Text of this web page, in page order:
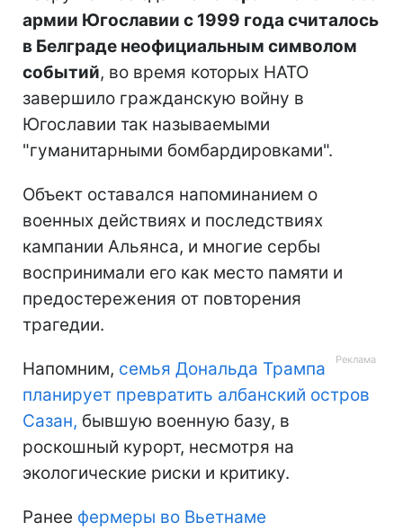
армии Югославии с 1999 года считалось
в Белграде неофициальным символом
событий, во время которых НАТО
завершило гражданскую войну в
Югославии так называемыми
"гуманитарными бомбардировками".
Объект оставался напоминанием о
военных действиях и последствиях
кампании Альянса, и многие сербы
воспринимали его как место памяти и
предостережения от повторения
трагедии.
Напомним, семья Дональда Трампа
планирует превратить албанский остров
Сазан, бывшую военную базу, в
роскошный курорт, несмотря на
экологические риски и критику.
Ранее фермеры во Вьетнаме